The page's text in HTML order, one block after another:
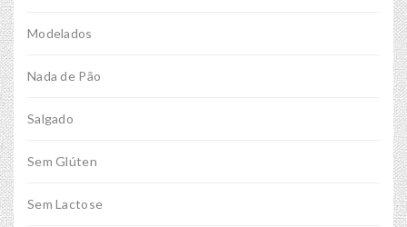
Modelados
Nada de Pão
Salgado
Sem Glúten
Sem Lactose